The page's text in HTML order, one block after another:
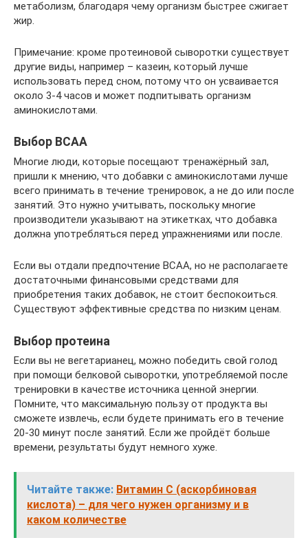
метаболизм, благодаря чему организм быстрее сжигает
жир.
Примечание: кроме протеиновой сыворотки существует
другие виды, например – казеин, который лучше
использовать перед сном, потому что он усваивается
около 3-4 часов и может подпитывать организм
аминокислотами.
Выбор BCAA
Многие люди, которые посещают тренажёрный зал,
пришли к мнению, что добавки с аминокислотами лучше
всего принимать в течение тренировок, а не до или после
занятий. Это нужно учитывать, поскольку многие
производители указывают на этикетках, что добавка
должна употребляться перед упражнениями или после.
Если вы отдали предпочтение BCAA, но не располагаете
достаточными финансовыми средствами для
приобретения таких добавок, не стоит беспокоиться.
Существуют эффективные средства по низким ценам.
Выбор протеина
Если вы не вегетарианец, можно победить свой голод
при помощи белковой сыворотки, употребляемой после
тренировки в качестве источника ценной энергии.
Помните, что максимальную пользу от продукта вы
сможете извлечь, если будете принимать его в течение
20-30 минут после занятий. Если же пройдёт больше
времени, результаты будут немного хуже.
Читайте также: Витамин C (аскорбиновая
кислота) – для чего нужен организму и в
каком количестве